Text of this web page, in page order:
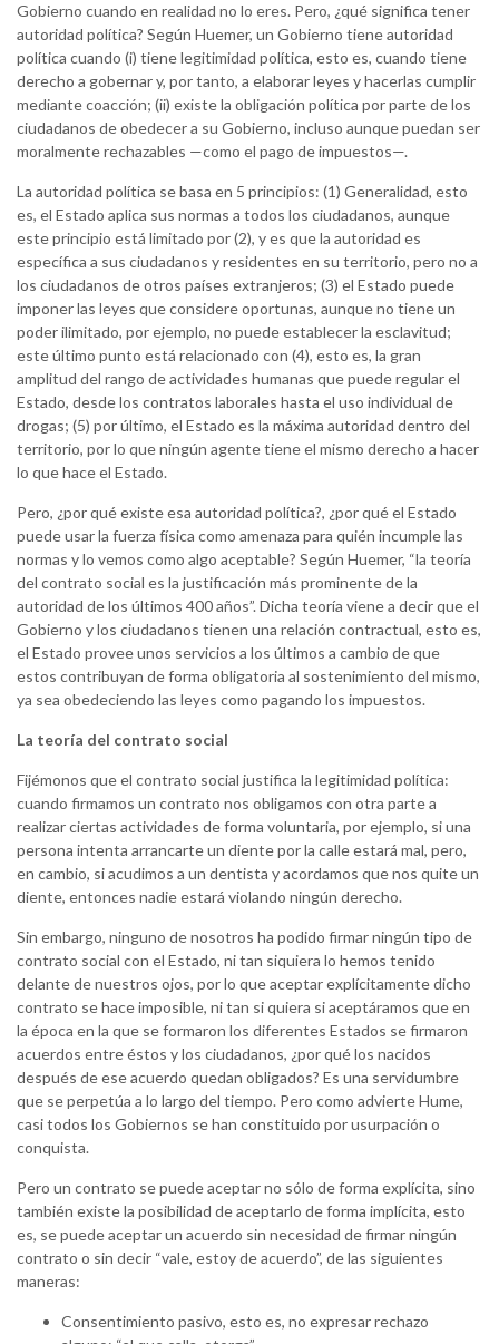
Gobierno cuando en realidad no lo eres. Pero, ¿qué significa tener
autoridad política? Según Huemer, un Gobierno tiene autoridad
política cuando (i) tiene legitimidad política, esto es, cuando tiene
derecho a gobernar y, por tanto, a elaborar leyes y hacerlas cumplir
mediante coacción; (ii) existe la obligación política por parte de los
ciudadanos de obedecer a su Gobierno, incluso aunque puedan ser
moralmente rechazables —como el pago de impuestos—.
La autoridad política se basa en 5 principios: (1) Generalidad, esto
es, el Estado aplica sus normas a todos los ciudadanos, aunque
este principio está limitado por (2), y es que la autoridad es
específica a sus ciudadanos y residentes en su territorio, pero no a
los ciudadanos de otros países extranjeros; (3) el Estado puede
imponer las leyes que considere oportunas, aunque no tiene un
poder ilimitado, por ejemplo, no puede establecer la esclavitud;
este último punto está relacionado con (4), esto es, la gran
amplitud del rango de actividades humanas que puede regular el
Estado, desde los contratos laborales hasta el uso individual de
drogas; (5) por último, el Estado es la máxima autoridad dentro del
territorio, por lo que ningún agente tiene el mismo derecho a hacer
lo que hace el Estado.
Pero, ¿por qué existe esa autoridad política?, ¿por qué el Estado
puede usar la fuerza física como amenaza para quién incumple las
normas y lo vemos como algo aceptable? Según Huemer, “la teoría
del contrato social es la justificación más prominente de la
autoridad de los últimos 400 años”. Dicha teoría viene a decir que el
Gobierno y los ciudadanos tienen una relación contractual, esto es,
el Estado provee unos servicios a los últimos a cambio de que
estos contribuyan de forma obligatoria al sostenimiento del mismo,
ya sea obedeciendo las leyes como pagando los impuestos.
La teoría del contrato social
Fijémonos que el contrato social justifica la legitimidad política:
cuando firmamos un contrato nos obligamos con otra parte a
realizar ciertas actividades de forma voluntaria, por ejemplo, si una
persona intenta arrancarte un diente por la calle estará mal, pero,
en cambio, si acudimos a un dentista y acordamos que nos quite un
diente, entonces nadie estará violando ningún derecho.
Sin embargo, ninguno de nosotros ha podido firmar ningún tipo de
contrato social con el Estado, ni tan siquiera lo hemos tenido
delante de nuestros ojos, por lo que aceptar explícitamente dicho
contrato se hace imposible, ni tan si quiera si aceptáramos que en
la época en la que se formaron los diferentes Estados se firmaron
acuerdos entre éstos y los ciudadanos, ¿por qué los nacidos
después de ese acuerdo quedan obligados? Es una servidumbre
que se perpetúa a lo largo del tiempo. Pero como advierte Hume,
casi todos los Gobiernos se han constituido por usurpación o
conquista.
Pero un contrato se puede aceptar no sólo de forma explícita, sino
también existe la posibilidad de aceptarlo de forma implícita, esto
es, se puede aceptar un acuerdo sin necesidad de firmar ningún
contrato o sin decir “vale, estoy de acuerdo”, de las siguientes
maneras:
Consentimiento pasivo, esto es, no expresar rechazo